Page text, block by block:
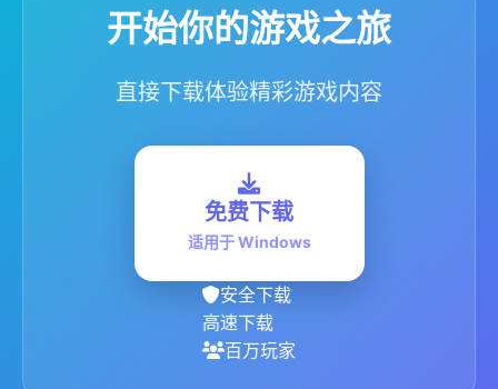
开始你的游戏之旅
直接下载体验精彩游戏内容
免费下载
适用于 Windows
安全下载
高速下载
百万玩家